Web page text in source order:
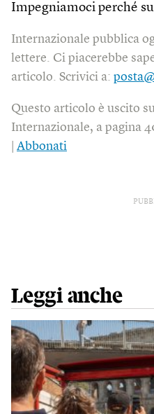
Impegniamoci perché
Internazionale pubblica
lettere. Ci piacerebbe
articolo. Scrivici a:
Questo articolo è uscito
Internazionale, a pagina
Abbonati
Leggi anche